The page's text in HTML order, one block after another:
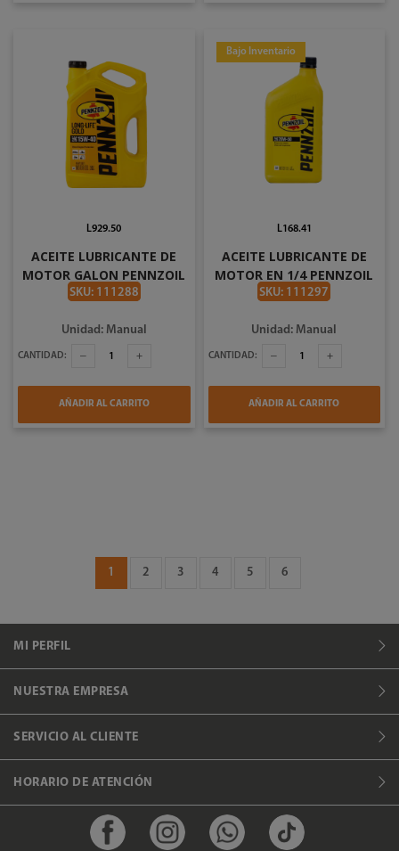
ACEITE LUBRICANTE DE
MOTOR GALON PENNZOIL
SAE15W40 191050
SKU: 111288
L929.50
Unidad: Manual
CANTIDAD:
AÑADIR AL CARRITO
Bajo Inventario
ACEITE LUBRICANTE DE
MOTOR EN 1/4 PENNZOIL
SAE 20W-50 191108
SKU: 111297
L168.41
Unidad: Manual
CANTIDAD:
AÑADIR AL CARRITO
1 2 3 4 5 6
MI PERFIL
NUESTRA EMPRESA
SERVICIO AL CLIENTE
HORARIO DE ATENCIÓN